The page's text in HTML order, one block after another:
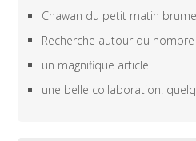
Chawan du petit matin
Recherche autour du nombre
un magnifique article!
une belle collaboration: